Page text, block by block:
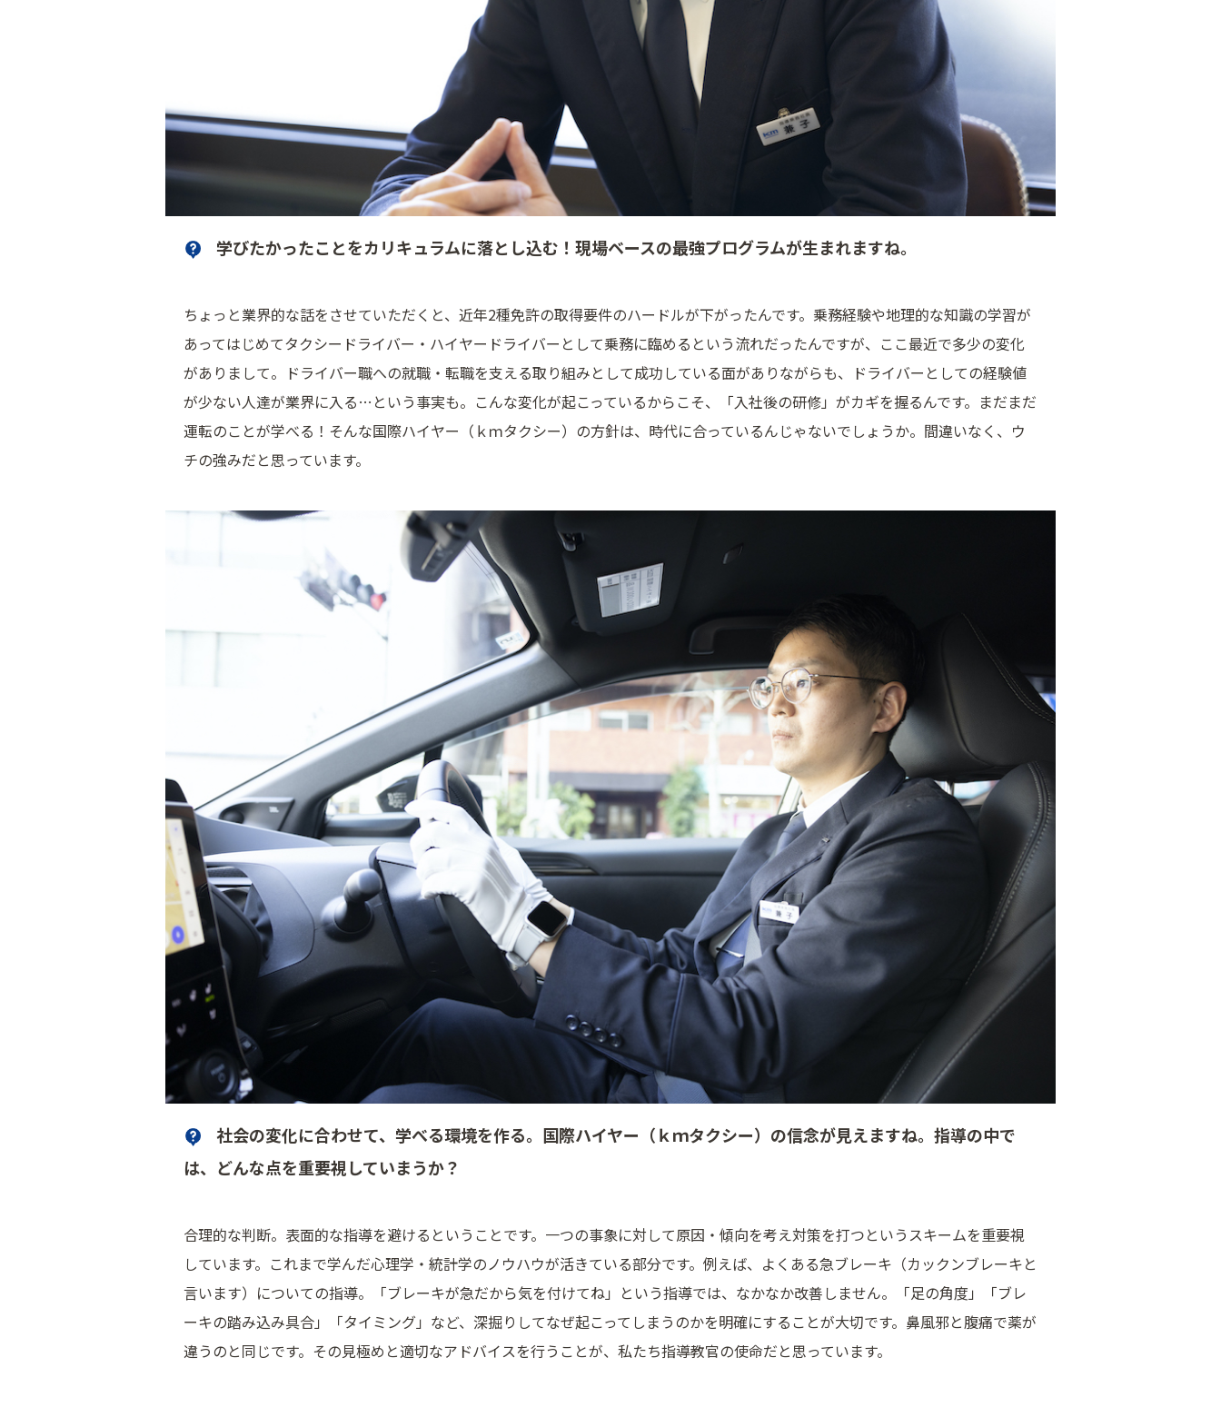
学びたかったことをカリキュラムに落とし込む！現場ベースの最強プログラムが生まれますね。
ちょっと業界的な話をさせていただくと、近年2種免許の取得要件のハードルが下がったんです。乗務経験や地理的な知識の学習が
あってはじめてタクシードライバー・ハイヤードライバーとして乗務に臨めるという流れだったんですが、ここ最近で多少の変化
がありまして。ドライバー職への就職・転職を支える取り組みとして成功している面がありながらも、ドライバーとしての経験値
が少ない人達が業界に入る…という事実も。こんな変化が起こっているからこそ、「入社後の研修」がカギを握るんです。まだまだ
運転のことが学べる！そんな国際ハイヤー（ｋｍタクシー）の方針は、時代に合っているんじゃないでしょうか。間違いなく、ウ
チの強みだと思っています。
社会の変化に合わせて、学べる環境を作る。国際ハイヤー（ｋｍタクシー）の信念が見えますね。指導の中で
は、どんな点を重要視していまうか？
合理的な判断。表面的な指導を避けるということです。一つの事象に対して原因・傾向を考え対策を打つというスキームを重要視
しています。これまで学んだ心理学・統計学のノウハウが活きている部分です。例えば、よくある急ブレーキ（カックンブレーキと
言います）についての指導。「ブレーキが急だから気を付けてね」という指導では、なかなか改善しません。「足の角度」「ブレ
ーキの踏み込み具合」「タイミング」など、深掘りしてなぜ起こってしまうのかを明確にすることが大切です。鼻風邪と腹痛で薬が
違うのと同じです。その見極めと適切なアドバイスを行うことが、私たち指導教官の使命だと思っています。